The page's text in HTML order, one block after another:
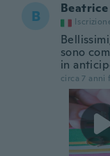
B Beatrice
sono
in
circa 7 anni